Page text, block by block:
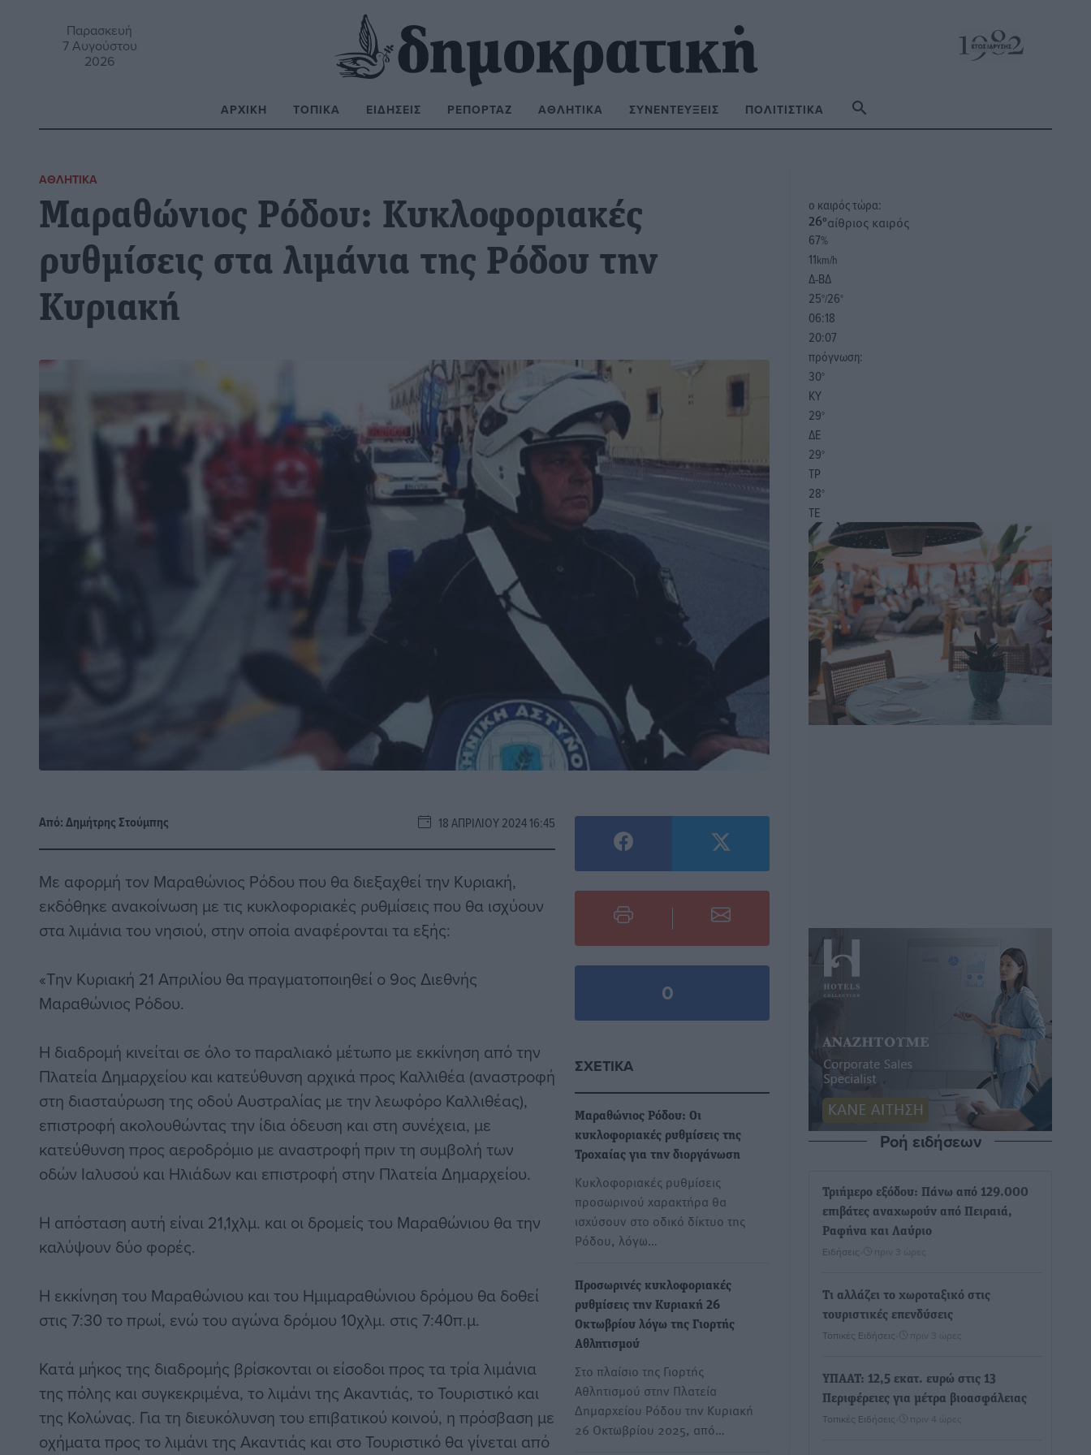
Παρασκευή
7 Αυγούστου
2026
ΑΡΧΙΚΉ ΤΟΠΙΚΆ ΕΙΔΉΣΕΙΣ ΡΕΠΟΡΤΆΖ ΑΘΛΗΤΙΚΆ ΣΥΝΕΝΤΕΎΞΕΙΣ ΠΟΛΙΤΙΣΤΙΚΆ
ΑΘΛΗΤΙΚΆ
Μαραθώνιος Ρόδου: Κυκλοφοριακές
ρυθμίσεις στα λιμάνια της Ρόδου την
Κυριακή
Από:Δημήτρης Στούμπης 18 ΑΠΡΙΛΊΟΥ 2024 16:45
Με αφορμή τον Μαραθώνιος Ρόδου που θα διεξαχθεί την Κυριακή,
εκδόθηκε ανακοίνωση με τις κυκλοφοριακές ρυθμίσεις που θα ισχύουν
στα λιμάνια του νησιού, στην οποία αναφέρονται τα εξής:
«Την Κυριακή 21 Απριλίου θα πραγματοποιηθεί ο 9ος Διεθνής
Μαραθώνιος Ρόδου.
Η διαδρομή κινείται σε όλο το παραλιακό μέτωπο με εκκίνηση από την
Πλατεία Δημαρχείου και κατεύθυνση αρχικά προς Καλλιθέα (αναστροφή
στη διασταύρωση της οδού Αυστραλίας με την λεωφόρο Καλλιθέας),
επιστροφή ακολουθώντας την ίδια όδευση και στη συνέχεια, με
κατεύθυνση προς αεροδρόμιο με αναστροφή πριν τη συμβολή των
οδών Ιαλυσού και Ηλιάδων και επιστροφή στην Πλατεία Δημαρχείου.
Η απόσταση αυτή είναι 21,1χλμ. και οι δρομείς του Μαραθώνιου θα την
καλύψουν δύο φορές.
Η εκκίνηση του Μαραθώνιου και του Ημιμαραθώνιου δρόμου θα δοθεί
στις 7:30 το πρωί, ενώ του αγώνα δρόμου 10χλμ. στις 7:40π.μ.
Κατά μήκος της διαδρομής βρίσκονται οι είσοδοι προς τα τρία λιμάνια
της πόλης και συγκεκριμένα, το λιμάνι της Ακαντιάς, το Τουριστικό και
της Κολώνας. Για τη διευκόλυνση του επιβατικού κοινού, η πρόσβαση με
οχήματα προς το λιμάνι της Ακαντιάς και στο Τουριστικό θα γίνεται από
0
ΣΧΕΤΙΚΆ
Μαραθώνιος Ρόδου: Οι
κυκλοφοριακές ρυθμίσεις της
Τροχαίας για την διοργάνωση
Κυκλοφοριακές ρυθμίσεις
προσωρινού χαρακτήρα θα
ισχύσουν στο οδικό δίκτυο της
Ρόδου, λόγω…
Προσωρινές κυκλοφοριακές
ρυθμίσεις την Κυριακή 26
Οκτωβρίου λόγω της Γιορτής
Αθλητισμού
Στο πλαίσιο της Γιορτής
Αθλητισμού στην Πλατεία
Δημαρχείου Ρόδου την Κυριακή
26 Οκτωβρίου 2025, από…
o καιρός τώρα:
26°αίθριος καιρός
67%
11km/h
Δ-ΒΔ
25°/26°
06:18
20:07
πρόγνωση:
30°
ΚΥ
29°
ΔΕ
29°
ΤΡ
28°
ΤΕ
Ροή ειδήσεων
Τριήμερο εξόδου: Πάνω από 129.000
επιβάτες αναχωρούν από Πειραιά,
Ραφήνα και Λαύριο
Ειδήσεις πριν 3 ώρες
Τι αλλάζει το χωροταξικό στις
τουριστικές επενδύσεις
Τοπικές Ειδήσεις πριν 3 ώρες
ΥΠΑΑΤ: 12,5 εκατ. ευρώ στις 13
Περιφέρειες για μέτρα βιοασφάλειας
Τοπικές Ειδήσεις πριν 4 ώρες